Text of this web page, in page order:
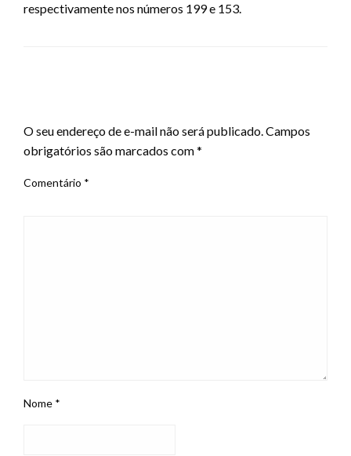
respectivamente nos números 199 e 153.
O seu endereço de e-mail não será publicado.Campos
obrigatórios são marcados com*
Comentário *
Nome *